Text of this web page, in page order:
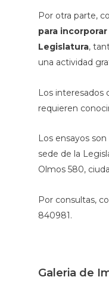
Por otra parte,
para
Legislatura,
una actividad
Los interesados
requieren
Los ensayos son
sede de la
Olmos 580,
Por consultas,
840981.
Galeria de